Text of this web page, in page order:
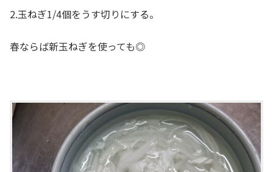
2.玉ねぎ1/4個をうす切りにする。
春ならば新玉ねぎを使っても◎